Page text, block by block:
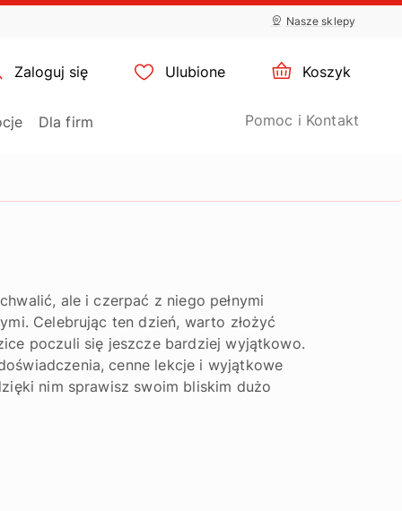
Nasze sklepy
Zaloguj się Ulubione Koszyk
Dla firm Pomoc i Kontakt
ale i czerpać z niego pełnymi
Celebrując ten dzień, warto złożyć
poczuli się jeszcze bardziej wyjątkowo.
cenne lekcje i wyjątkowe
nim sprawisz swoim bliskim dużo